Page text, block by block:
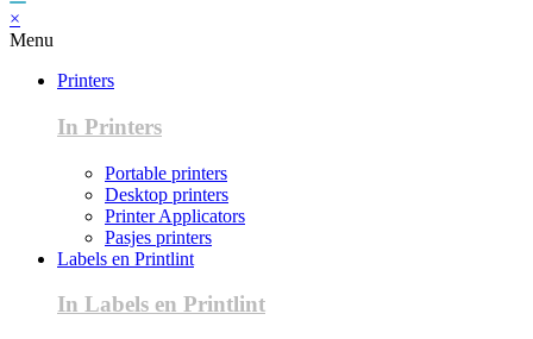
×
Menu
Printers
In Printers
Portable printers
Desktop printers
Printer Applicators
Pasjes printers
Labels en Printlint
In Labels en Printlint